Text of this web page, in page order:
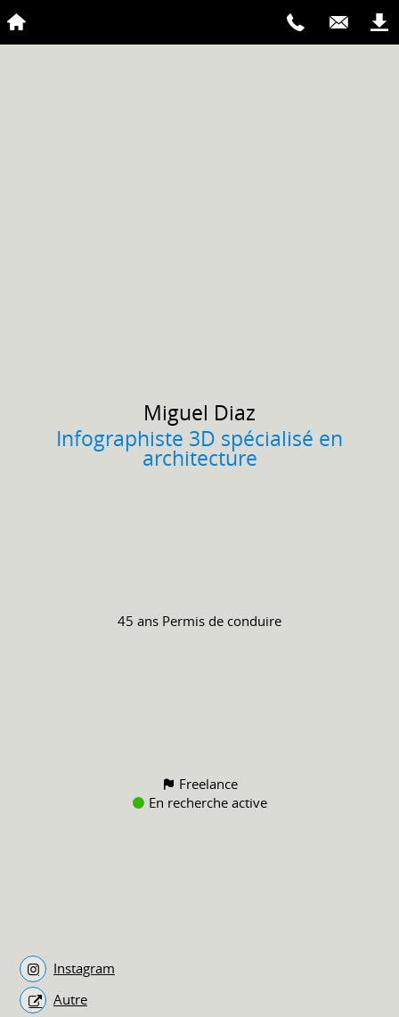
Miguel Diaz
Infographiste 3D spécialisé en
architecture
45 ans Permis de conduire
Freelance
En recherche active
Instagram
Autre